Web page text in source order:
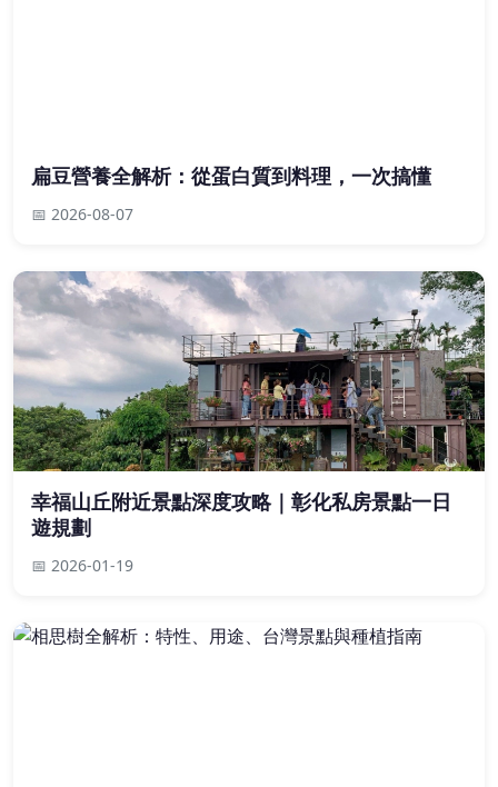
扁豆營養全解析：從蛋白質到料理，一次搞懂
📅 2026-08-07
幸福山丘附近景點深度攻略｜彰化私房景點一日
遊規劃
📅 2026-01-19